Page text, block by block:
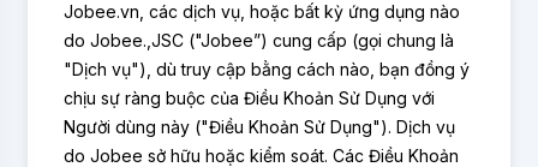
Jobee.vn, các dịch vụ, hoặc bất kỳ ứng dụng nào
do Jobee.,JSC ("Jobee”) cung cấp (gọi chung là
"Dịch vụ"), dù truy cập bằng cách nào, bạn đồng ý
chịu sự ràng buộc của Điều Khoản Sử Dụng với
Người dùng này ("Điều Khoản Sử Dụng"). Dịch vụ
do Jobee sở hữu hoặc kiểm soát. Các Điều Khoản